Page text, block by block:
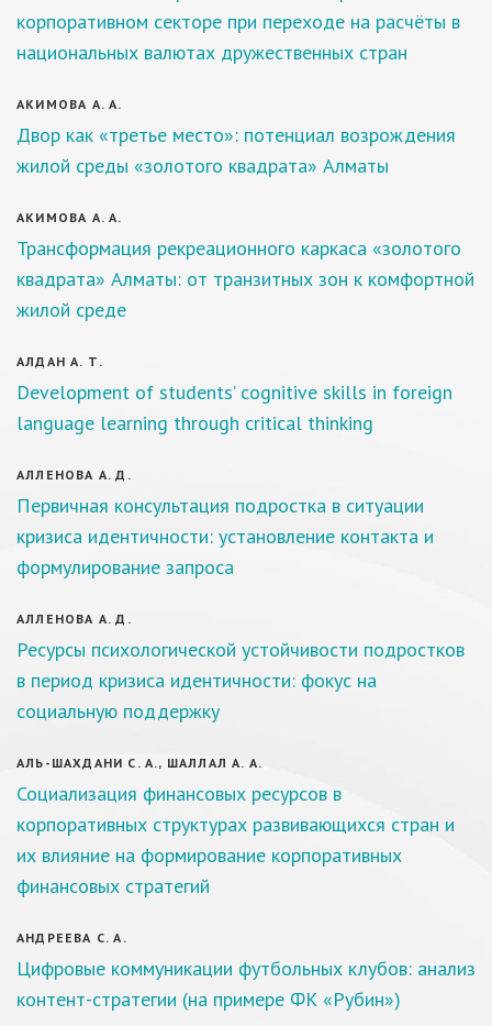
корпоративном секторе при переходе на расчёты в
национальных валютах дружественных стран
АКИМОВА А. А.
Двор как «третье место»: потенциал возрождения
жилой среды «золотого квадрата» Алматы
АКИМОВА А. А.
Трансформация рекреационного каркаса «золотого
квадрата» Алматы: от транзитных зон к комфортной
жилой среде
АЛДАН А. Т.
Development of students’ cognitive skills in foreign
language learning through critical thinking
АЛЛЕНОВА А. Д.
Первичная консультация подростка в ситуации
кризиса идентичности: установление контакта и
формулирование запроса
АЛЛЕНОВА А. Д.
Ресурсы психологической устойчивости подростков
в период кризиса идентичности: фокус на
социальную поддержку
АЛЬ-ШАХДАНИ С. А., ШАЛЛАЛ А. А.
Социализация финансовых ресурсов в
корпоративных структурах развивающихся стран и
их влияние на формирование корпоративных
финансовых стратегий
АНДРЕЕВА С. А.
Цифровые коммуникации футбольных клубов: анализ
контент-стратегии (на примере ФК «Рубин»)